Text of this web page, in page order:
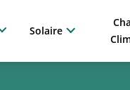
Solaire